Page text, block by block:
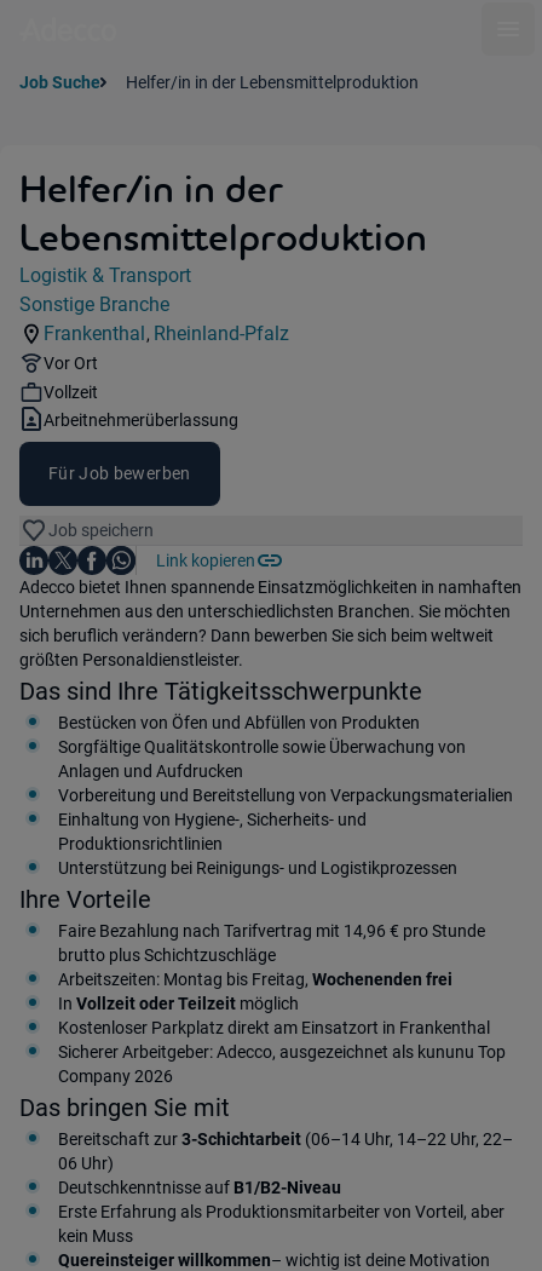
Job Suche Helfer/in in der Lebensmittelproduktion
Helfer/in in der
Lebensmittelproduktion
Jobdetails
Kategorie:
Logistik & Transport
Industry:
Sonstige Branche
Standorte:
Frankenthal,
Region:
Rheinland-Pfalz
Remote Option:
Vor Ort
Workhours:
Vollzeit
Vertragsart:
Arbeitnehmerüberlassung
Für Job bewerben
Job speichern
Teile diesen Job
Auf LinkedIn teilen
Auf X teilen
Auf Facebook teilen
Auf WhatsApp teilen
Link kopieren
Einleitung
Adecco bietet Ihnen spannende Einsatzmöglichkeiten in namhaften
Unternehmen aus den unterschiedlichsten Branchen. Sie möchten
sich beruflich verändern? Dann bewerben Sie sich beim weltweit
größten Personaldienstleister.
Das sind Ihre Tätigkeitsschwerpunkte
Bestücken von Öfen und Abfüllen von Produkten
Sorgfältige Qualitätskontrolle sowie Überwachung von
Anlagen und Aufdrucken
Vorbereitung und Bereitstellung von Verpackungsmaterialien
Einhaltung von Hygiene-, Sicherheits- und
Produktionsrichtlinien
Unterstützung bei Reinigungs- und Logistikprozessen
Ihre Vorteile
Faire Bezahlung nach Tarifvertrag mit 14,96 € pro Stunde
brutto plus Schichtzuschläge
Arbeitszeiten: Montag bis Freitag, Wochenenden frei
In Vollzeit oder Teilzeit möglich
Kostenloser Parkplatz direkt am Einsatzort in Frankenthal
Sicherer Arbeitgeber: Adecco, ausgezeichnet als kununu Top
Company 2026
Das bringen Sie mit
Bereitschaft zur3-Schichtarbeit (06–14 Uhr, 14–22 Uhr, 22–
06 Uhr)
Deutschkenntnisse auf B1/B2-Niveau
Erste Erfahrung als Produktionsmitarbeiter von Vorteil, aber
kein Muss
Quereinsteiger willkommen– wichtig ist deine Motivation